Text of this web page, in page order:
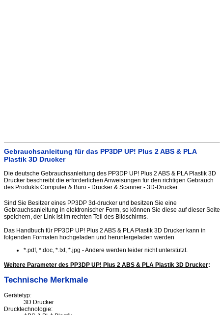
Gebrauchsanleitung für das PP3DP UP! Plus 2 ABS & PLA
Plastik 3D Drucker
Die deutsche Gebrauchsanleitung des PP3DP UP! Plus 2 ABS & PLA Plastik 3D
Drucker beschreibt die erforderlichen Anweisungen für den richtigen Gebrauch
des Produkts Computer & Büro - Drucker & Scanner - 3D-Drucker.
Sind Sie Besitzer eines PP3DP 3d-drucker und besitzen Sie eine
Gebrauchsanleitung in elektronischer Form, so können Sie diese auf dieser Seite
speichern, der Link ist im rechten Teil des Bildschirms.
Das Handbuch für PP3DP UP! Plus 2 ABS & PLA Plastik 3D Drucker kann in
folgenden Formaten hochgeladen und heruntergeladen werden
*.pdf, *.doc, *.txt, *.jpg - Andere werden leider nicht unterstützt.
Weitere Parameter des PP3DP UP! Plus 2 ABS & PLA Plastik 3D Drucker:
Technische Merkmale
Gerätetyp:
3D Drucker
Drucktechnologie: